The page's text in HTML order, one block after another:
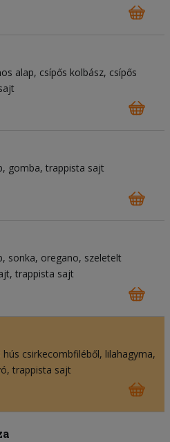
alap csípős kolbász csípős
gomba trappista sajt
sonka oregano szeletelt
trappista sajt
hús csirkecombfiléből lilahagyma
trappista sajt